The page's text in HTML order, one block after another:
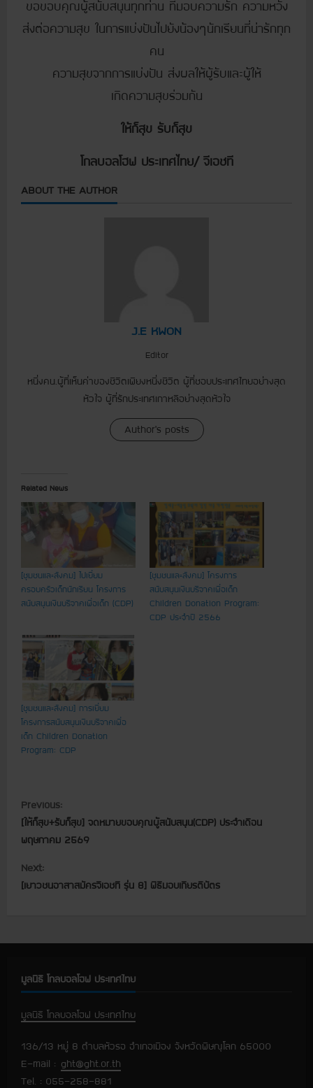
ขอขอบคุณผู้สนับสนุนทุกท่าน ที่มอบความรัก ความหวัง
ส่งต่อความสุข ในการแบ่งปันไปยังน้องๆนักเรียนที่น่ารักทุก
คน
ความสุขจากการแบ่งปัน ส่งผลให้ผู้รับและผู้ให้
เกิดความสุขร่วมกัน
ให้ก็สุข รับก็สุข
โกลบอลโฮฟ ประเทศไทย/ จีเอชที
ABOUT THE AUTHOR
J.E KWON
Editor
หนึ่งคน.ผู้ที่เห็นค่าของชีวิตเพียงหนึ่งชีวิต ผู้ที่ชอบประเทศไทยอย่างสุด
หัวใจ ผู้ที่รักประเทศเกาหลีอย่างสุดหัวใจ
Author's posts
Related News
[ชุมชนและสังคม] ไปเยี่ยม
ครอบครัวเด็กนักเรียน โครงการ
สนับสนุนเงินบริจาคเพื่อเด็ก (CDP)
[ชุมชนและสังคม] โครงการ
สนับสนุนเงินบริจาคเพื่อเด็ก
Children Donation Program:
CDP ประจำปี 2566
[ชุมชนและสังคม] การเยี่ยม
โครงการสนับสนุนเงินบริจาคเพื่อ
เด็ก Children Donation
Program: CDP
C
o
n
t
n
u
e
Previous:
[ให้ก็สุข+รับก็สุข] จดหมายขอบคุณผู้สนับสนุน(CDP) ประจำเดือน
พฤษภาคม 2569
Next:
[เยาวชนอาสาสมัครจีเอชที รุ่น 8] พิธีมอบเกียรติบัตร
มูลนิธิ โกลบอลโฮฟ ประเทศไทย
มูลนิธิ โกลบอลโฮฟ ประเทศไทย
136/13 หมู่ 8 ตำบลหัวรอ อำเภอเมือง จังหวัดพิษณุโลก 65000
E-mail : ght@ght.or.th
Tel. : 055-258-881